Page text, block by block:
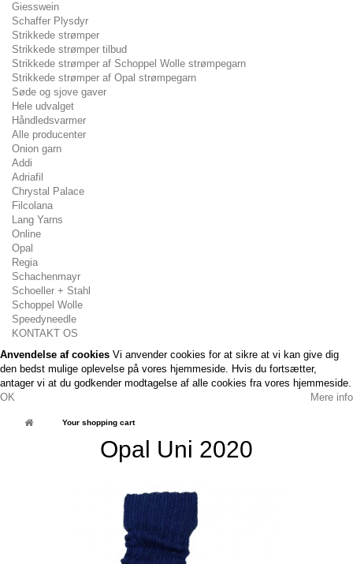
Giesswein
Schaffer Plysdyr
Strikkede strømper
Strikkede strømper tilbud
Strikkede strømper af Schoppel Wolle strømpegarn
Strikkede strømper af Opal strømpegarn
Søde og sjove gaver
Hele udvalget
Håndledsvarmer
Alle producenter
Onion garn
Addi
Adriafil
Chrystal Palace
Filcolana
Lang Yarns
Online
Opal
Regia
Schachenmayr
Schoeller + Stahl
Schoppel Wolle
Speedyneedle
KONTAKT OS
Anvendelse af cookies Vi anvender cookies for at sikre at vi kan give dig
den bedst mulige oplevelse på vores hjemmeside. Hvis du fortsætter,
antager vi at du godkender modtagelse af alle cookies fra vores hjemmeside.
OK
Mere info
Your shopping cart
Opal Uni 2020